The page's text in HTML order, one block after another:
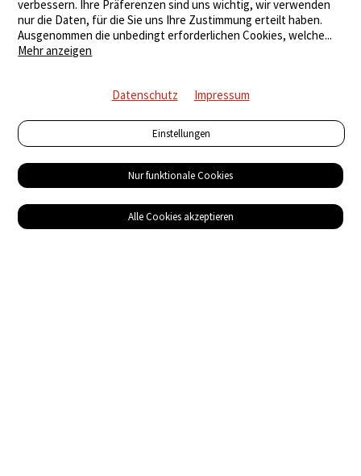
verbessern. Ihre Präferenzen sind uns wichtig, wir verwenden
nur die Daten, für die Sie uns Ihre Zustimmung erteilt haben.
Ausgenommen die unbedingt erforderlichen Cookies, welche...
Mehr anzeigen
Datenschutz Impressum
Einstellungen
Nur funktionale Cookies
Alle Cookies akzeptieren